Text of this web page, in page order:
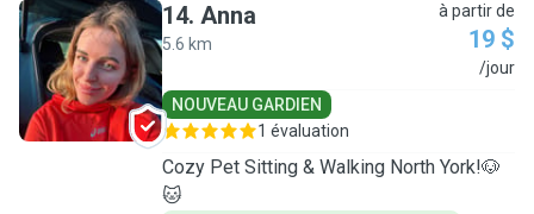
A
14. Anna
5.6 km
à partir de
19 $
/jour
NOUVEAU GARDIEN
1 évaluation
Cozy Pet Sitting & Walking North York!🐶
🐱